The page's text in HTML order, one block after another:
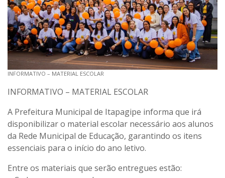
INFORMATIVO – MATERIAL ESCOLAR
INFORMATIVO – MATERIAL ESCOLAR
A Prefeitura Municipal de Itapagipe informa que irá
disponibilizar o material escolar necessário aos alunos
da Rede Municipal de Educação, garantindo os itens
essenciais para o início do ano letivo.
Entre os materiais que serão entregues estão: